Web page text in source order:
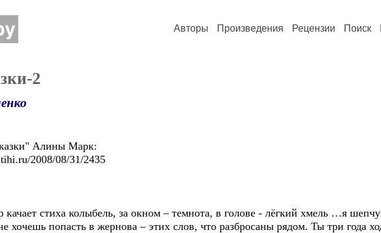
Авторы Произведения Рецензии Поиск
2
Алины Марк:
2008/08/31/2435
качает стиха колыбель, за окном – темнота, в голове - лёгкий хмель …я
хочешь попасть в жернова – этих слов, что разбросаны рядом. Ты три года